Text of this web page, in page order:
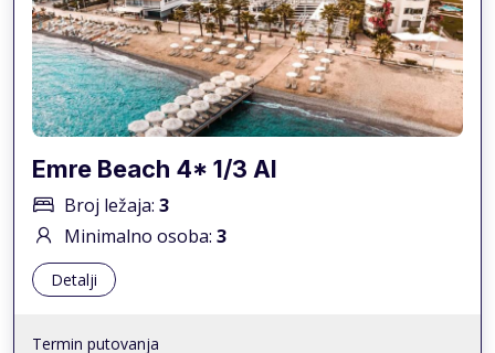
Emre Beach 4* 1/3 AI
Broj ležaja: 3
Minimalno osoba: 3
Detalji
Termin putovanja